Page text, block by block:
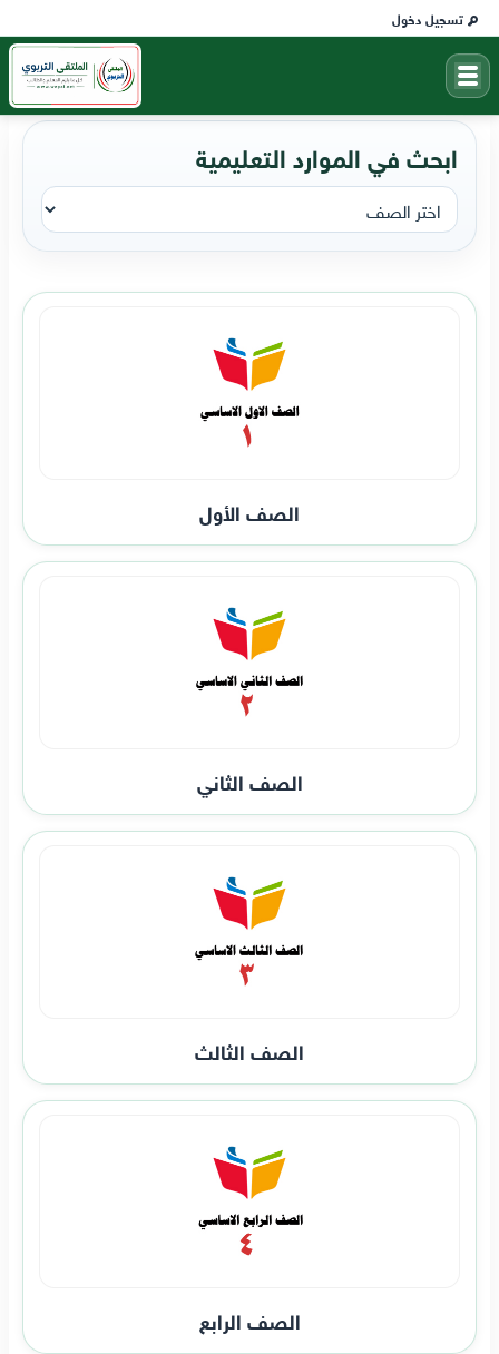
تسجيل دخول
ابحث في الموارد التعليمية
الصف الأول
الصف الثاني
الصف الثالث
الصف الرابع